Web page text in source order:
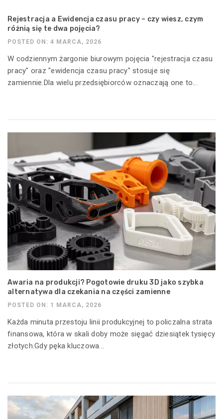
Rejestracja a Ewidencja czasu pracy – czy wiesz, czym
różnią się te dwa pojęcia?
POSTED ON: 4 MARCA, 2026
W codziennym żargonie biurowym pojęcia "rejestracja czasu
pracy" oraz "ewidencja czasu pracy" stosuje się
zamiennie.Dla wielu przedsiębiorców oznaczają one to...
Awaria na produkcji? Pogotowie druku 3D jako szybka
alternatywa dla czekania na części zamienne
POSTED ON: 1 MARCA, 2026
Każda minuta przestoju linii produkcyjnej to policzalna strata
finansowa, która w skali doby może sięgać dziesiątek tysięcy
złotych.Gdy pęka kluczowa...